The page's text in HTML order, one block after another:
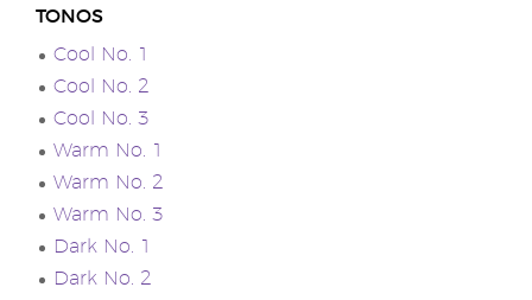
TONOS
Cool No. 1
Cool No. 2
Cool No. 3
Warm No. 1
Warm No. 2
Warm No. 3
Dark No. 1
Dark No. 2